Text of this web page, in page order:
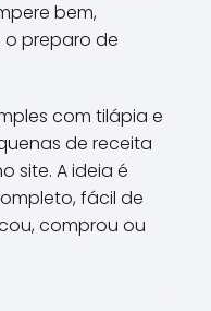
bem,
preparo de
com tilápia e
de receita
site. A ideia é
fácil de
comprou ou